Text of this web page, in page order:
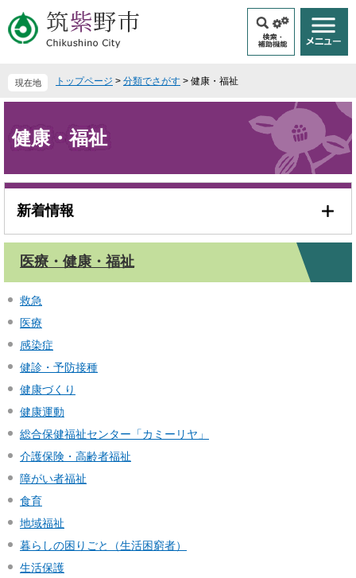
ー
ジ
ニ
ュ
文
へ
現在地 トップページ > 分類でさがす > 健康・福祉
健康・福祉
新着情報
医療・健康・福祉
救急
医療
感染症
健診・予防接種
健康づくり
健康運動
総合保健福祉センター「カミーリヤ」
介護保険・高齢者福祉
障がい者福祉
食育
地域福祉
暮らしの困りごと（生活困窮者）
生活保護